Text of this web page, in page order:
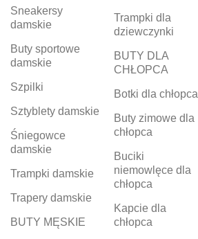
Sneakersy
damskie
Buty sportowe
damskie
Szpilki
Sztyblety damskie
Śniegowce
damskie
Trampki damskie
Trapery damskie
BUTY MĘSKIE
Trampki dla
dziewczynki
BUTY DLA
CHŁOPCA
Botki dla chłopca
Buty zimowe dla
chłopca
Buciki
niemowlęce dla
chłopca
Kapcie dla
chłopca